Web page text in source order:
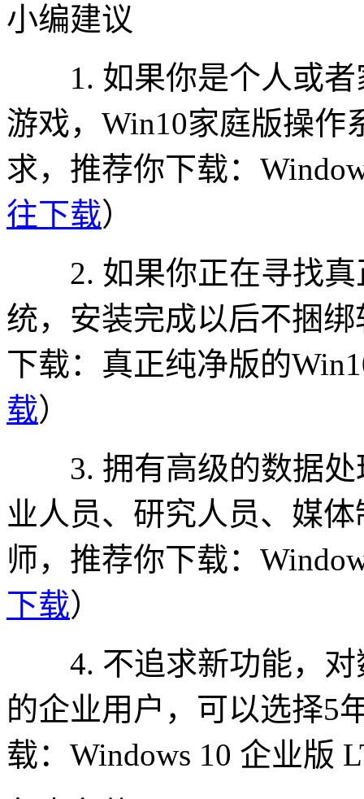
小编建议
1. 如果你是个人或者
游戏，Win10家庭版操作
求，推荐你下载：
往下载）
2. 如果你正在寻找真
统，安装完成以后不捆
下载：真正纯净版的
载）
3. 拥有高级的数据处
业人员、研究人员、媒
师，推荐你下载：
下载）
4. 不追求新功能，对
的企业用户，可以选择5
载：Windows 10 企业版